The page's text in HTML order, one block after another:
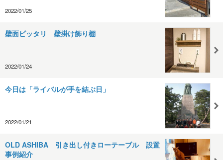
2022/01/25
壁面ピッタリ 壁掛け飾り棚
2022/01/24
今日は「ライバルが手を結ぶ日」
2022/01/21
OLD ASHIBA 引き出し付きローテーブル 設置
事例紹介